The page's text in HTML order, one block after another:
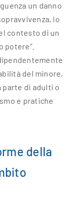
un danno
lo
contesto di un
potere”.
del minore,
di adulti o
e pratiche
della